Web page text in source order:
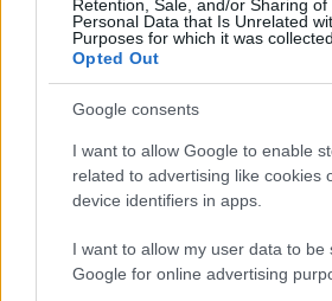
Retention, Sale, and/or Sharing of
Personal Data that Is Unrelated
Purposes for which it was collected.
Opted Out
Google consents
I want to allow Google to enable
related to advertising like cookies
device identifiers in apps.
I want to allow my user data to be
Google for online advertising
Az NNGYK utolsó járványügyi
az elemzett légúti mintáknak
százalékában okozta az
betegek tüneteit, ezzel
tünetekkel kórházba, ezért a
figyelmeztettek arra, hogy az